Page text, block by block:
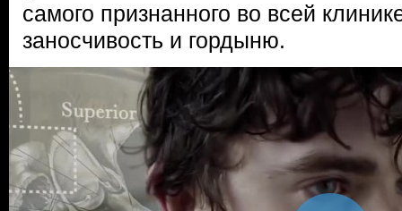
самого признанного во всей
заносчивость и гордыню.